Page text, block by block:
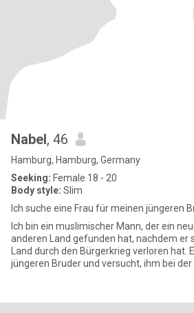
Nabel, 46
Hamburg, Hamburg, Germany
Seeking: Female 18 - 20
Body style: Slim
Ich suche eine Frau für meinen jüngeren
Ich bin ein muslimischer Mann, der ein
anderen Land gefunden hat, nachdem er
Land durch den Bürgerkrieg verloren hat.
jüngeren Bruder und versucht, ihm bei der